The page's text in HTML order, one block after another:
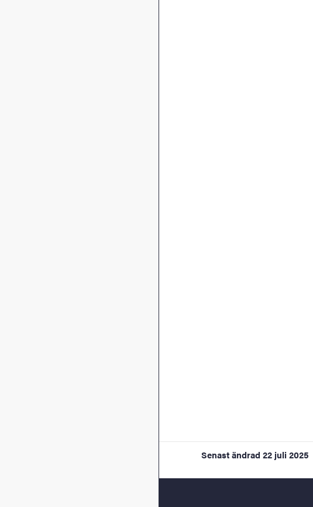
Senast ändrad 22 juli 2025